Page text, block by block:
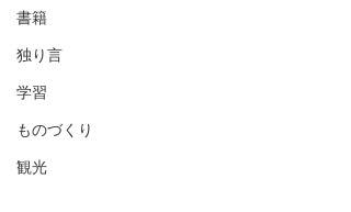
書籍
独り言
学習
ものづくり
観光